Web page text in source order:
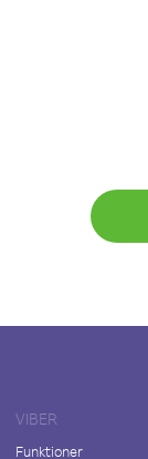
VIBER
Funktioner